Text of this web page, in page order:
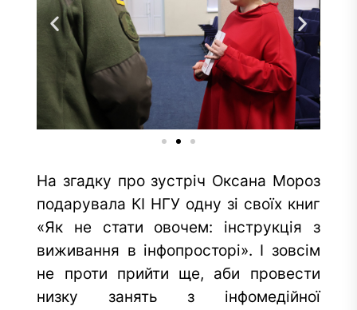
На згадку про зустріч Оксана Мороз
подарувала КІ НГУ одну зі своїх книг
«Як не стати овочем: інструкція з
виживання в інфопросторі». І зовсім
не проти прийти ще, аби провести
низку занять з інфомедійної